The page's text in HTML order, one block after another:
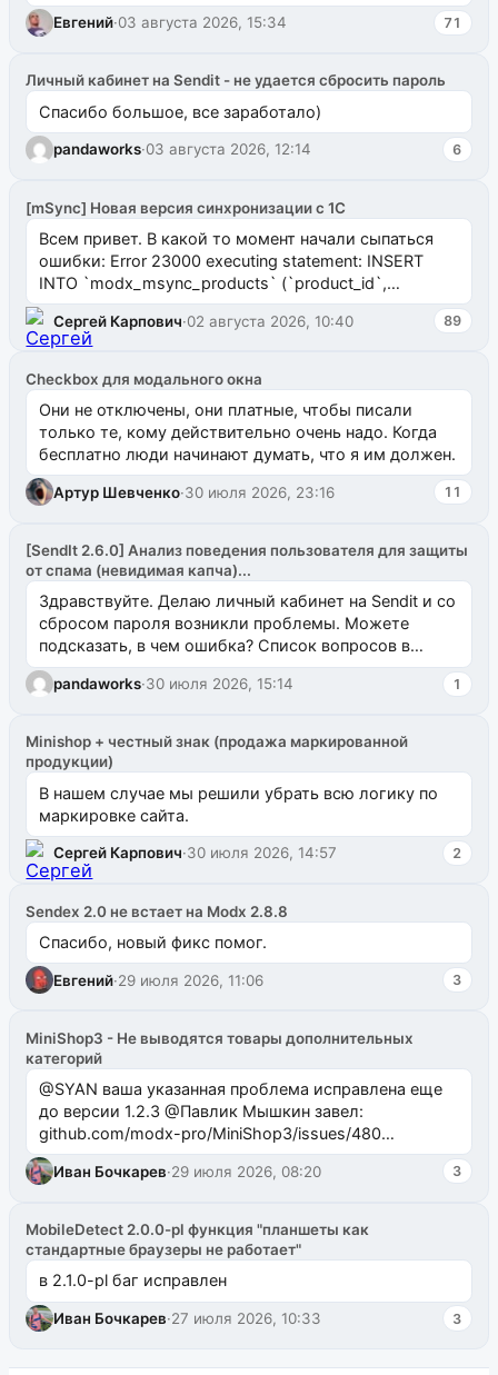
Евгений·03 августа 2026, 15:34 71
Личный кабинет на Sendit - не удается сбросить пароль
Спасибо большое, все заработало)
pandaworks·03 августа 2026, 12:14 6
[mSync] Новая версия синхронизации с 1С
Всем привет. В какой то момент начали сыпаться
ошибки: Error 23000 executing statement: INSERT
INTO `modx_msync_products` (`product_id`,
`uuid_1c`) VALUES ...
Сергей Карпович·02 августа 2026, 10:40 89
Checkbox для модального окна
Они не отключены, они платные, чтобы писали
только те, кому действительно очень надо. Когда
бесплатно люди начинают думать, что я им должен.
Артур Шевченко·30 июля 2026, 23:16 11
[SendIt 2.6.0] Анализ поведения пользователя для защиты
от спама (невидимая капча)...
Здравствуйте. Делаю личный кабинет на Sendit и со
сбросом пароля возникли проблемы. Можете
подсказать, в чем ошибка? Список вопросов в
одноименном разделе на modx.pro пока пуст, и,...
pandaworks·30 июля 2026, 15:14 1
Minishop + честный знак (продажа маркированной
продукции)
В нашем случае мы решили убрать всю логику по
маркировке сайта.
Сергей Карпович·30 июля 2026, 14:57 2
Sendex 2.0 не встает на Modx 2.8.8
Спасибо, новый фикс помог.
Евгений·29 июля 2026, 11:06 3
MiniShop3 - Не выводятся товары дополнительных
категорий
@SYAN ваша указанная проблема исправлена еще
до версии 1.2.3 @Павлик Мышкин завел:
github.com/modx-pro/MiniShop3/issues/480
github.com/modx-pro/MiniShop3/issues/481Исправим
в б...
Иван Бочкарев·29 июля 2026, 08:20 3
MobileDetect 2.0.0-pl функция "планшеты как
стандартные браузеры не работает"
в 2.1.0-pl баг исправлен
Иван Бочкарев·27 июля 2026, 10:33 3